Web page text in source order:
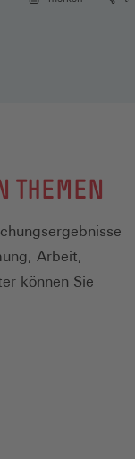
THEMEN
Arbeit,
können Sie